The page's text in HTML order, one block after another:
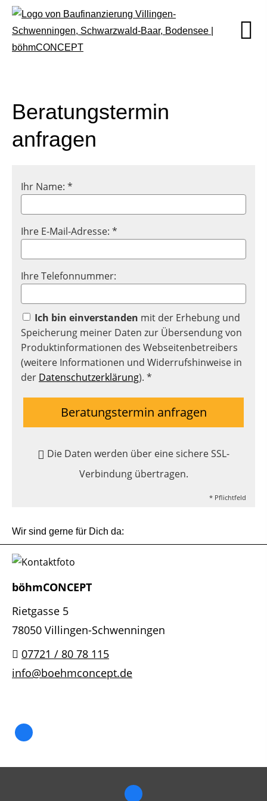
Beratungstermin
anfragen
Ihr Name: *
Ihre E-Mail-Adresse: *
Ihre Telefonnummer:
Ich bin einverstanden mit der Erhebung und
Speicherung meiner Daten zur Übersendung von
Produktinformationen des Webseitenbetreibers
(weitere Informationen und Widerrufshinweise in
der Datenschutzerklärung). *
Beratungstermin anfragen
Die Daten werden über eine sichere SSL-
Verbindung übertragen.
* Pflichtfeld
Wir sind gerne für Dich da:
böhmCONCEPT
Rietgasse 5
78050 Villingen-Schwenningen
07721 / 80 78 115
info@boehmconcept.de